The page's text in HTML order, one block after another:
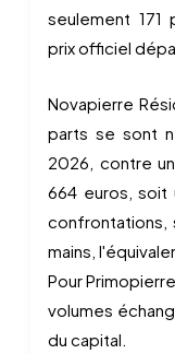
seulement 171
prix officiel
Novapierre
parts se sont
2026, contre
664 euros,
confrontations,
mains,
Pour
volumes
du capital.